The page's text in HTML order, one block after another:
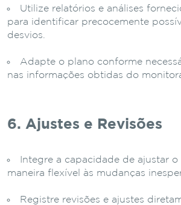
Utilize relatórios e análises
para identificar precocemente
desvios.
Adapte o plano conforme
nas informações obtidas do
6. Ajustes e Revisões
Integre a capacidade de ajustar
maneira flexível às mudanças
Registre revisões e ajustes